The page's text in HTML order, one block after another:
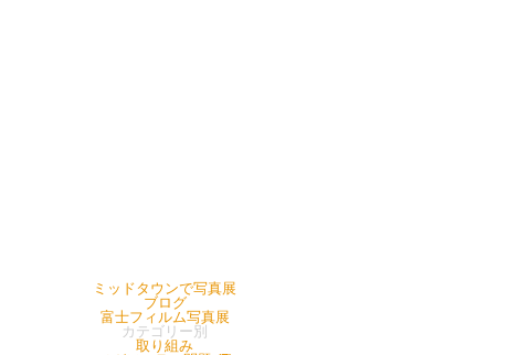
ミッドタウンで写真展
ブログ
富士フィルム写真展
カテゴリー別
取り組み